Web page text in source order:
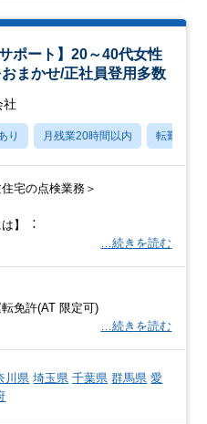
ポート】20～40代女性
まかせ/正社員登用多数
社
り 月残業20時間以内 転勤なし
宅の点検業務＞
は】︓
…続きを読む
転免許(AT 限定可)
…続きを読む
川県 埼玉県 千葉県 群馬県 愛